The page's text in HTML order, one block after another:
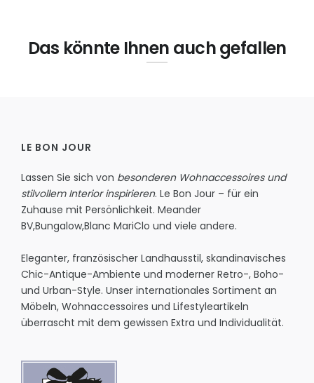
Das könnte Ihnen auch gefallen
LE BON JOUR
Lassen Sie sich von besonderen Wohnaccessoires und
stilvollem Interior inspirieren. Le Bon Jour – für ein
Zuhause mit Persönlichkeit. Meander
BV,Bungalow,Blanc MariClo und viele andere.
Eleganter, französischer Landhausstil, skandinavisches
Chic-Antique-Ambiente und moderner Retro-, Boho-
und Urban-Style. Unser internationales Sortiment an
Möbeln, Wohnaccessoires und Lifestyleartikeln
überrascht mit dem gewissen Extra und Individualität.